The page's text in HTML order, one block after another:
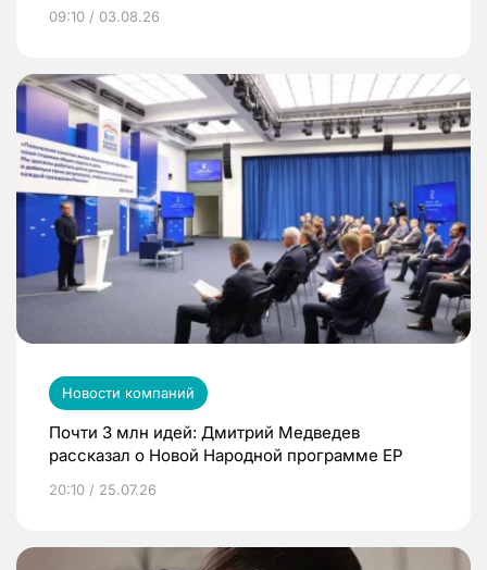
09:10 / 03.08.26
Новости компаний
Почти 3 млн идей: Дмитрий Медведев
рассказал о Новой Народной программе ЕР
20:10 / 25.07.26